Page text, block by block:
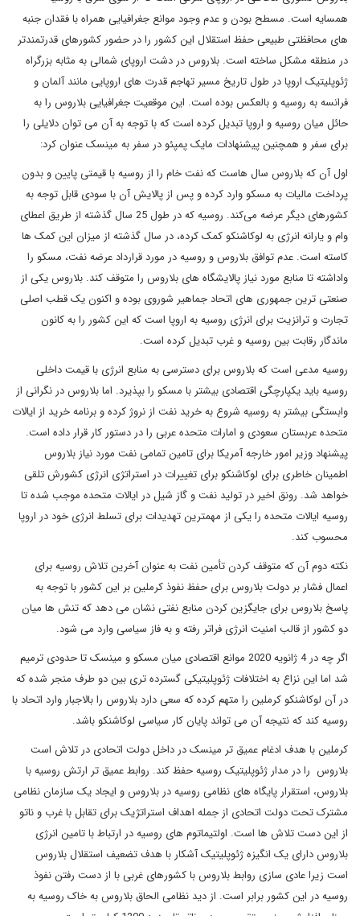
همسایه است. مسطح بودن و عدم وجود موانع جغرافیایی همراه با فقدان جنبه
های محافظتی طبیعی حفظ استقلال این کشور را در حضور کشورهای قدرتمندتر
در منطقه مشکل ساخته است. بلاروس در دشت اروپای شمالی به مثابه بزرگراه
ژئوپلیتیک اروپا در طول تاریخ مسیر تهاجم قدرت های اروپایی مانند آلمان و
فرانسه به روسیه و بالعکس بوده است. این موقعیت جغرافیایی بلاروس را به
حائل میان روسیه و اروپا تبدیل کرده است که با توجه به آن می توان دلایلی را
برای سفر و همچنین پیشنهادات مایک پمپئو در سفر به مینسک عنوان کرد:
اول آن که بلاروس سال هاست که نفت خام را از روسیه با قیمتی پایین و بدون
پرداخت مالیات به مسکو وارد کرده و پس از پالایش آن با سودی قابل توجه به
کشورهای دیگر عرضه می‌کند. روسیه که در طول 25 سال گذشته از طریق اعطای
وام و یارانه انرژی به لوکاشنکو کمک کرده، در سال گذشته از میزان این کمک ها
کاسته است. عدم توافق بلاروس و روسیه در مورد قرارداد عرضه نفت، مسکو را
واداشته تا منابع مورد نیاز پالایشگاه های بلاروس را متوقف کند. بلاروس یکی از
صنعتی ترین جمهوری های اتحاد جماهیر شوروی بوده و اکنون یک قطب اصلی
تجارت و ترانزیت برای انرژی روسیه به اروپا است که این کشور را به کانون
ماندگار رقابت بین روسیه و غرب تبدیل کرده است.
روسیه مدعی است که بلاروس برای دسترسی به منابع انرژی با قیمت داخلی
روسیه باید یکپارچگی اقتصادی بیشتر با مسکو را بپذیرد. اما بلاروس در نگرانی از
وابستگی بیشتر به روسیه شروع به خرید نفت از نروژ کرده و برنامه خرید از ایالات
متحده عربستان سعودی و امارات متحده عربی را در دستور کار قرار داده است.
پیشنهاد وزیر امور خارجه آمریکا برای تامین تمامی نفت مورد نیاز بلاروس
اطمینان خاطری برای لوکاشنکو برای تغییرات در استراتژی انرژی کشورش تلقی
خواهد شد. رونق اخیر در تولید نفت و گاز شیل در ایالات متحده موجب شده تا
روسیه ایالات متحده را یکی از مهمترین تهدیدات برای تسلط انرژی خود در اروپا
محسوب کند.
نکته دوم آن که متوقف کردن تأمین نفت به عنوان آخرین تلاش روسیه برای
اعمال فشار بر دولت بلاروس برای حفظ نفوذ کرملین بر این کشور با توجه به
پاسخ بلاروس برای جایگزین کردن منابع نفتی نشان می دهد که تنش ها میان
دو کشور از قالب امنیت انرژی فراتر رفته و به فاز سیاسی وارد می شود.
اگر چه در 4 ژانویه 2020 موانع اقتصادی میان مسکو و مینسک تا حدودی ترمیم
شد اما این نزاع به اختلافات ژئوپلیتیکی گسترده تری بین دو طرف منجر شده که
در آن لوکاشنکو کرملین را متهم کرده که سعی دارد بلاروس را بالاجبار وارد اتحاد با
روسیه کند که نتیجه آن می تواند پایان کار سیاسی لوکاشنکو باشد.
کرملین با هدف ادغام عمیق تر مینسک در داخل دولت اتحادی در تلاش است
بلاروس را در مدار ژئوپلیتیک روسیه حفظ کند. روابط عمیق تر ارتش روسیه با
بلاروس، استقرار پایگاه های نظامی روسیه در بلاروس و ایجاد یک سازمان نظامی
مشترک تحت دولت اتحادی از جمله اهداف استراتژیک برای تقابل با غرب و ناتو
از این دست تلاش ها است. اولتیماتوم های روسیه در ارتباط با تامین انرژی
بلاروس دارای یک انگیزه ژئوپلیتیک آشکار با هدف تضعیف استقلال بلاروس
است زیرا عادی سازی روابط بلاروس با کشورهای غربی با از دست رفتن نفوذ
روسیه در این کشور برابر است. از دید نظامی الحاق بلاروس به خاک روسیه به